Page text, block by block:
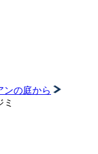
ンの庭から